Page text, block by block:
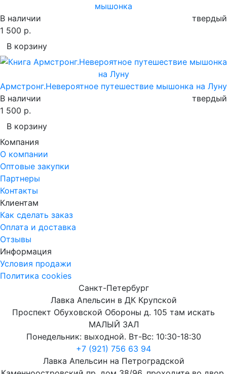
мышонка
В наличии
твердый
1 500 р.
В корзину
Армстронг.Невероятное путешествие мышонка на Луну
В наличии
твердый
1 500 р.
В корзину
Компания
О компании
Оптовые закупки
Партнеры
Контакты
Клиентам
Как сделать заказ
Оплата и доставка
Отзывы
Информация
Условия продажи
Политика cookies
Санкт-Петербург
Лавка Апельсин в ДК Крупской
Проспект Обуховской Обороны д. 105 там искать
МАЛЫЙ ЗАЛ
Понедельник: выходной. Вт-Вс: 10:30-18:30
+7 (921) 756 63 94
Лавка Апельсин на Петроградской